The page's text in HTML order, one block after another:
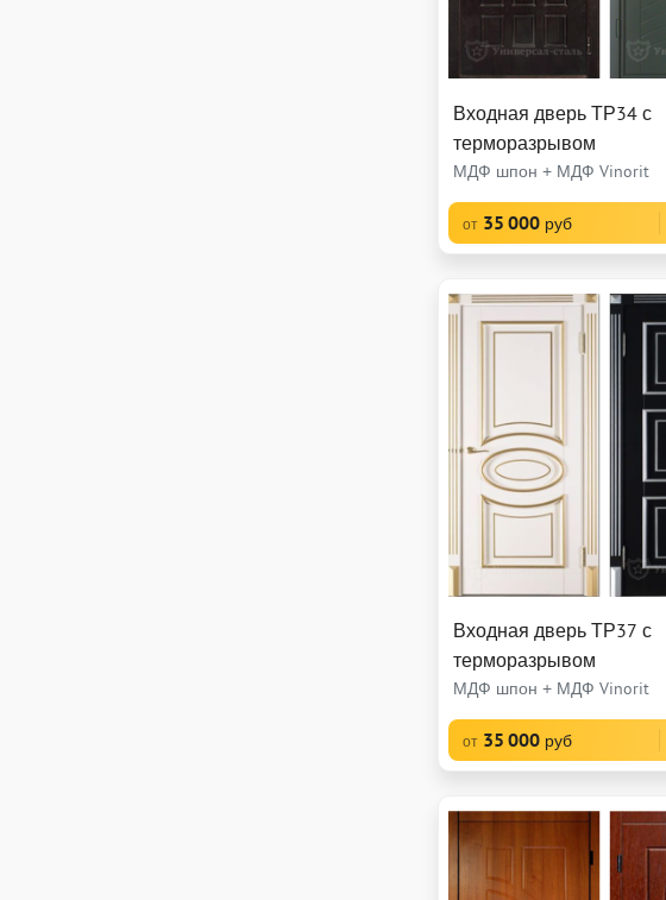
Входная дверь ТР34 с
терморазрывом
МДФ шпон + МДФ Vinorit
от 35 000 руб
Входная дверь ТР37 с
терморазрывом
МДФ шпон + МДФ Vinorit
от 35 000 руб